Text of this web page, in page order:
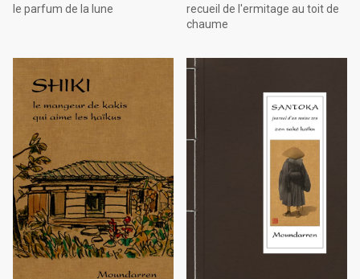
le parfum de la lune
recueil de l'ermitage au toit de
chaume